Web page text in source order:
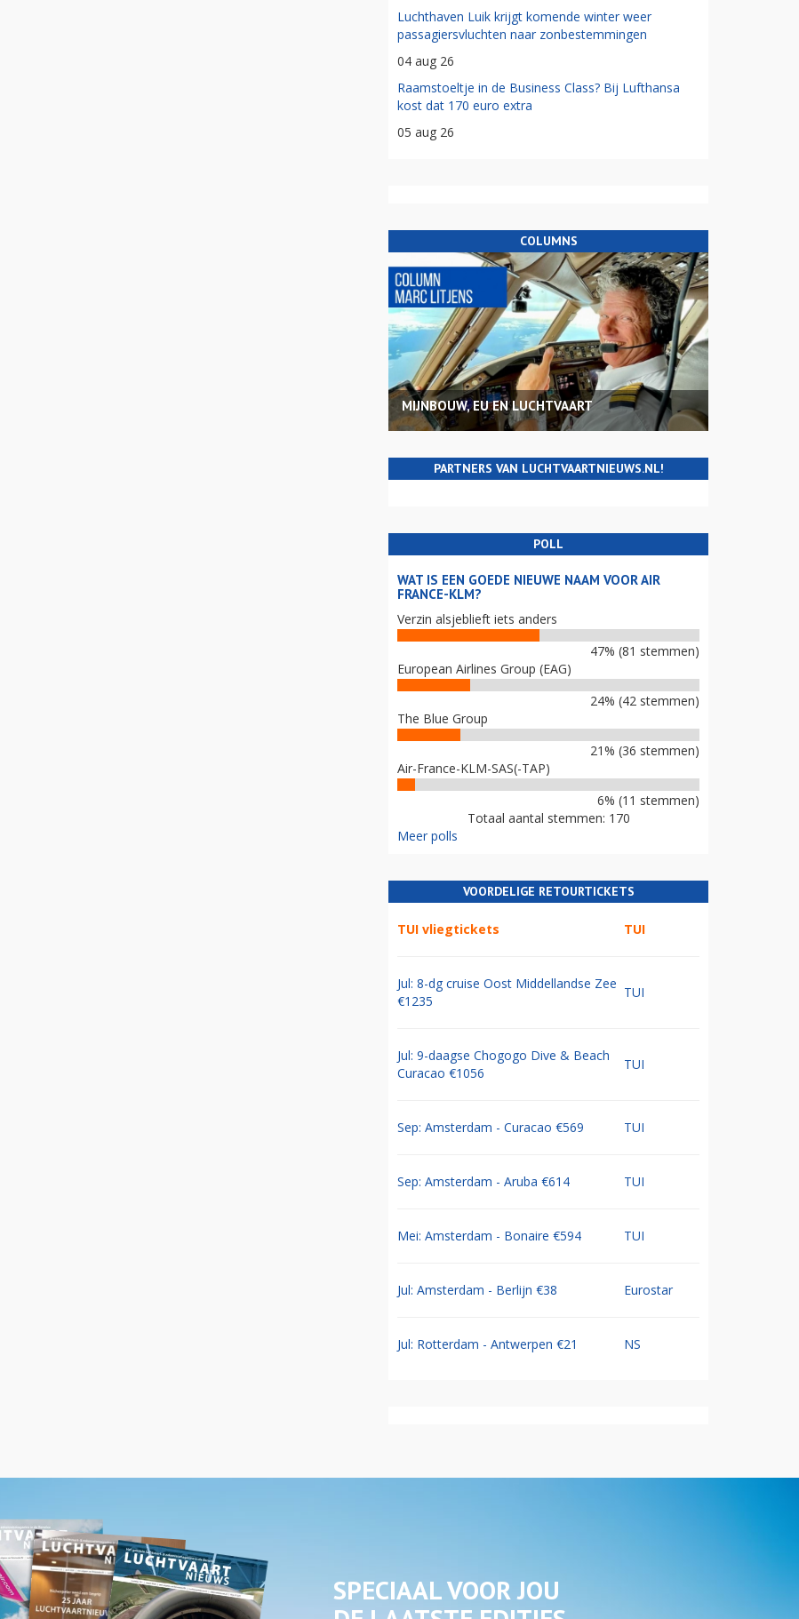
Luchthaven Luik krijgt komende winter weer
passagiersvluchten naar zonbestemmingen
04 aug 26
Raamstoeltje in de Business Class? Bij Lufthansa
kost dat 170 euro extra
05 aug 26
COLUMNS
MIJNBOUW, EU EN LUCHTVAART
PARTNERS VAN LUCHTVAARTNIEUWS.NL!
POLL
WAT IS EEN GOEDE NIEUWE NAAM VOOR AIR
FRANCE-KLM?
Verzin alsjeblieft iets anders
47% (81 stemmen)
European Airlines Group (EAG)
24% (42 stemmen)
The Blue Group
21% (36 stemmen)
Air-France-KLM-SAS(-TAP)
6% (11 stemmen)
Totaal aantal stemmen: 170
Meer polls
VOORDELIGE RETOURTICKETS
TUI vliegtickets TUI
Jul: 8-dg cruise Oost Middellandse Zee
€1235
TUI
Jul: 9-daagse Chogogo Dive & Beach
Curacao €1056
TUI
Sep: Amsterdam - Curacao €569 TUI
Sep: Amsterdam - Aruba €614 TUI
Mei: Amsterdam - Bonaire €594 TUI
Jul: Amsterdam - Berlijn €38 Eurostar
Jul: Rotterdam - Antwerpen €21 NS
SPECIAAL VOOR JOU